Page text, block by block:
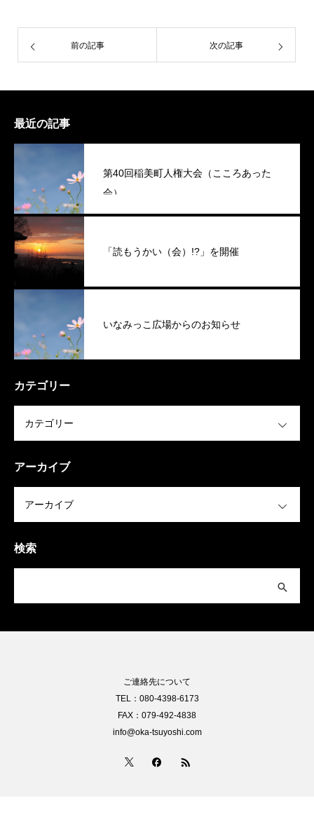
前の記事 次の記事
最近の記事
第40回稲美町人権大会（こころあった
会）
「読もうかい（会）!?」を開催
いなみっこ広場からのお知らせ
カテゴリー
アーカイブ
検索
ご連絡先について
TEL：080-4398-6173
FAX：079-492-4838
info@oka-tsuyoshi.com